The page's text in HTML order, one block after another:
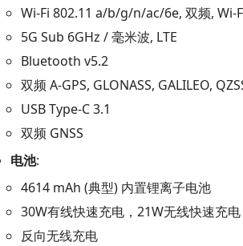
Wi-Fi 802.11 a/b/g/n/ac/6e, 双频, Wi-
5G Sub 6GHz / 毫米波, LTE
Bluetooth v5.2
双频 A-GPS, GLONASS, GALILEO,
USB Type-C 3.1
双频 GNSS
电池:
4614 mAh (典型) 内置锂离子电池
30W有线快速充电，21W无线快速充电
反向无线充电